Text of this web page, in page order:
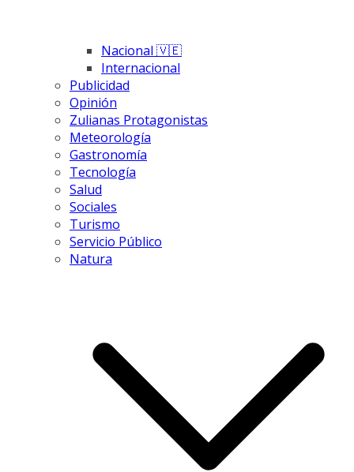
Nacional 🇻🇪
Internacional
Publicidad
Opinión
Zulianas Protagonistas
Meteorología
Gastronomía
Tecnología
Salud
Sociales
Turismo
Servicio Público
Natura